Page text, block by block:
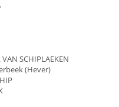
VAN SCHIPLAEKEN
(Hever)